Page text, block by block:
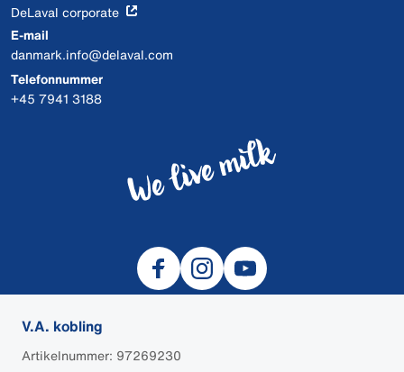
V.A. kobling
Artikelnummer: 97269230
DeLaval corporate
E-mail
danmark.info@delaval.com
Telefonnummer
+45 7941 3188